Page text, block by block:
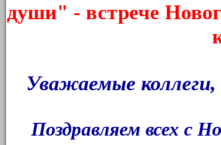
души" - встрече
Уважаемые
Поздравляем всех с